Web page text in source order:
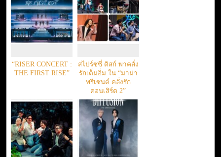
“RISER CONCERT :
THE FIRST RISE”
สไปร์ซซี่ ดิสก์ พาคลั่ง
รักเต็มอิ่ม ใน “มาม่า
พรีเซนต์ คลั่งรัก
คอนเสิร์ต 2”